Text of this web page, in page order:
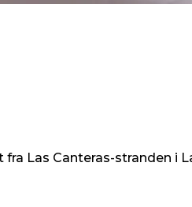
Las Canteras-stranden i